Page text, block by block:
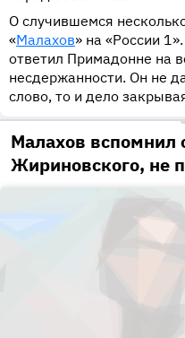
О случившемся
«Малахов» на «России
ответил Примадонне на
несдержанности. Он не
слово, то и дело
Малахов вспомнил
Жириновского, не